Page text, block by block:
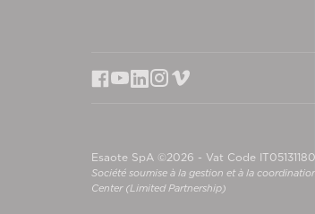
Esaote SpA ©2026 - Vat Code
Société soumise à la gestion et à la
Center (Limited Partnership)